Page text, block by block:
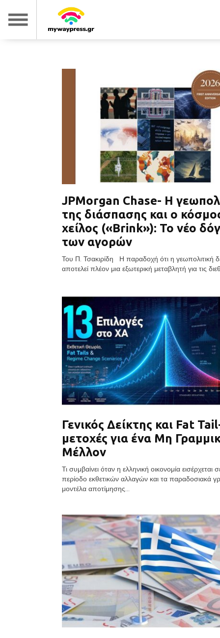
JPMorgan Chase- Η
της διάσπασης και ο
χείλος («Brink»): Το νέο
των αγορών
Του Π. Τσακιρίδη Η παραδοχή ότι η γεωπολιτική
αποτελεί πλέον μια εξωτερική μεταβλητή για τις
Γενικός Δείκτης και Fat
μετοχές για ένα Μη
Μέλλον
Τι συμβαίνει όταν η ελληνική οικονομία εισέρχεται
περίοδο εκθετικών αλλαγών και τα παραδοσιακά
μοντέλα αποτίμησης...